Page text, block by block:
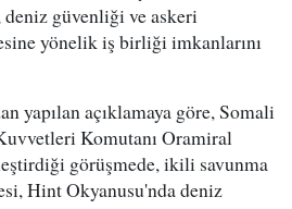
deniz güvenliği ve askeri
yönelik iş birliği imkanlarını
yapılan açıklamaya göre, Somali
Komutanı Oramiral
görüşmede, ikili savunma
Hint Okyanusu'nda deniz